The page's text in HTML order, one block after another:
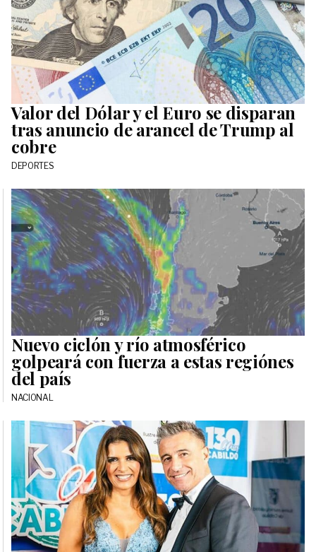
Valor del Dólar y el Euro se disparan
tras anuncio de arancel de Trump al
cobre
DEPORTES
Nuevo ciclón y río atmosférico
golpeará con fuerza a estas regiónes
del país
NACIONAL